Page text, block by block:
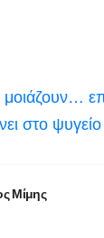
μοιάζουν…
στο
Μίμης